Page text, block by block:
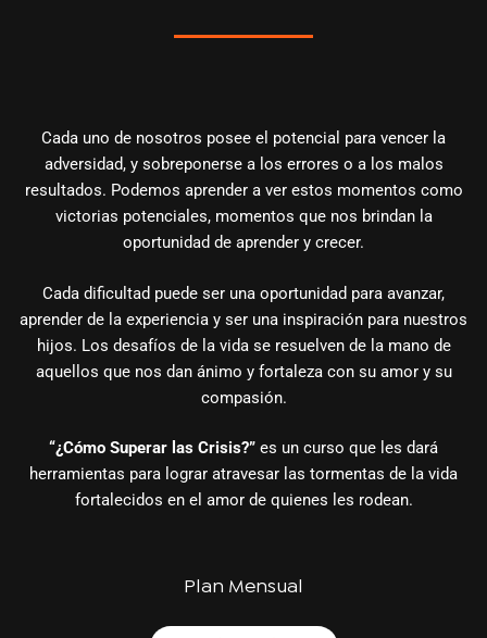
Cada uno de nosotros posee el potencial para vencer la
adversidad, y sobreponerse a los errores o a los malos
resultados. Podemos aprender a ver estos momentos como
victorias potenciales, momentos que nos brindan la
oportunidad de aprender y crecer.
Cada dificultad puede ser una oportunidad para avanzar,
aprender de la experiencia y ser una inspiración para nuestros
hijos. Los desafíos de la vida se resuelven de la mano de
aquellos que nos dan ánimo y fortaleza con su amor y su
compasión.
“¿Cómo Superar las Crisis?” es un curso que les dará
herramientas para lograr atravesar las tormentas de la vida
fortalecidos en el amor de quienes les rodean.
Plan Mensual